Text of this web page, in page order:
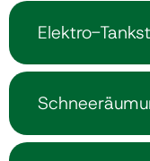
Elektro-